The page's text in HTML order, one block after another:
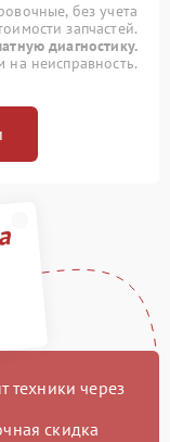
без учета
запчастей.
диагностику.
неисправность.
техники через
скидка